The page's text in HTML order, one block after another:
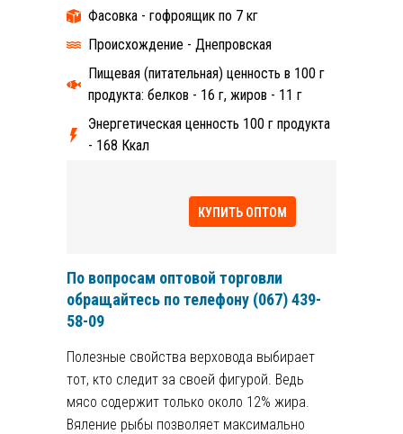
Фасовка - гофроящик по 7 кг
Происхождение - Днепровская
Пищевая (питательная) ценность в 100 г
продукта: белков - 16 г, жиров - 11 г
Энергетическая ценность 100 г продукта
- 168 Ккал
КУПИТЬ ОПТОМ
По вопросам оптовой торговли
обращайтесь по телефону (067) 439-
58-09
Полезные свойства верховода выбирает
тот, кто следит за своей фигурой. Ведь
мясо содержит только около 12% жира.
Вяление рыбы позволяет максимально